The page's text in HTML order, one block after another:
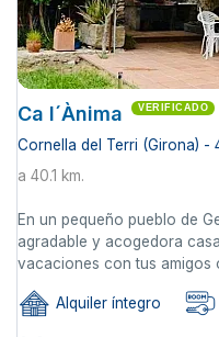
Ca l´Ànima VERIFICADO
Cornella del Terri (Girona) -
a 40.1 km.
En un pequeño pueblo de
agradable y acogedora
vacaciones con tus amigos
Alquiler íntegro